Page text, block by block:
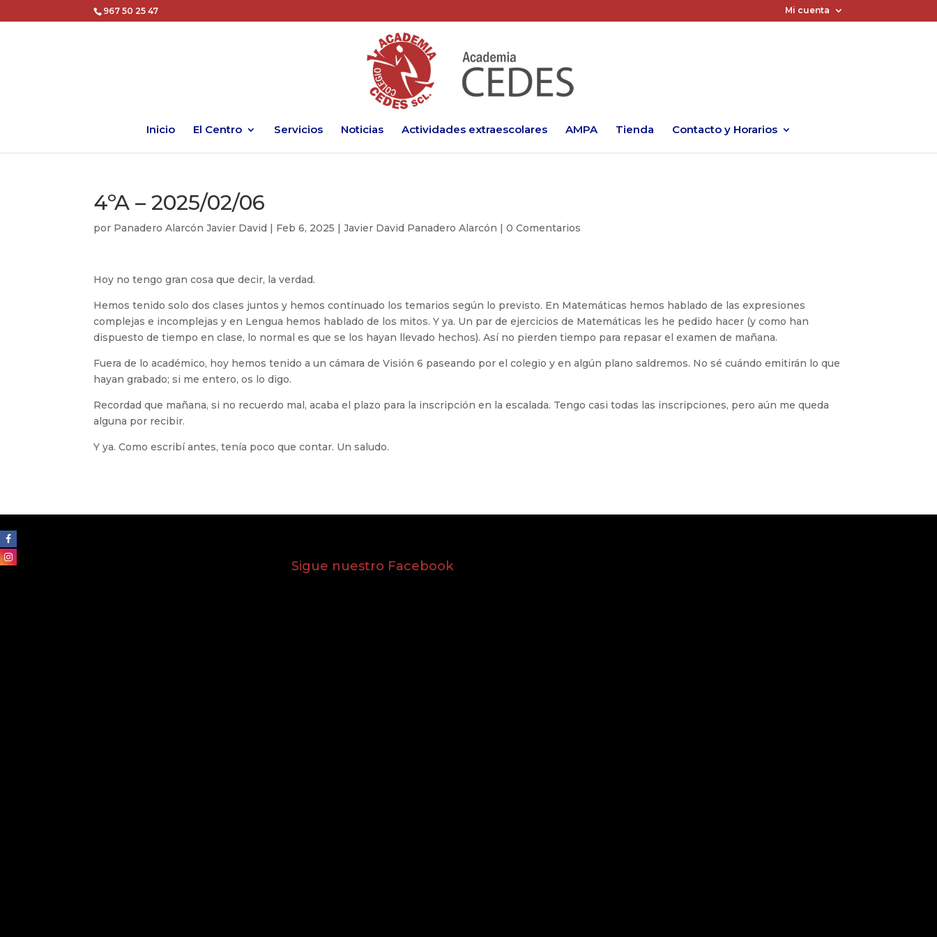
967 50 25 47 Mi cuenta
Inicio El Centro Servicios Noticias Actividades extraescolares AMPA Tienda Contacto y Horarios
4ºA – 2025/02/06
por Panadero Alarcón Javier David | Feb 6, 2025 |Javier David Panadero Alarcón |0 Comentarios
Hoy no tengo gran cosa que decir, la verdad.
Hemos tenido solo dos clases juntos y hemos continuado los temarios según lo previsto. En Matemáticas hemos hablado de las expresiones
complejas e incomplejas y en Lengua hemos hablado de los mitos. Y ya. Un par de ejercicios de Matemáticas les he pedido hacer (y como han
dispuesto de tiempo en clase, lo normal es que se los hayan llevado hechos). Así no pierden tiempo para repasar el examen de mañana.
Fuera de lo académico, hoy hemos tenido a un cámara de Visión 6 paseando por el colegio y en algún plano saldremos. No sé cuándo emitirán lo que
hayan grabado; si me entero, os lo digo.
Recordad que mañana, si no recuerdo mal, acaba el plazo para la inscripción en la escalada. Tengo casi todas las inscripciones, pero aún me queda
alguna por recibir.
Y ya. Como escribí antes, tenía poco que contar. Un saludo.
Sigue nuestro Facebook